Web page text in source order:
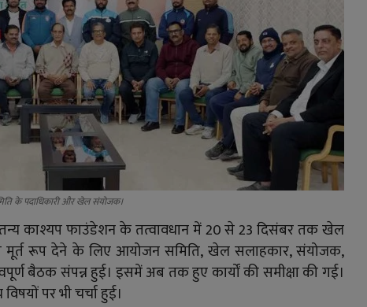
के पदाधिकारी और खेल संयोजक।
काश्यप फाउंडेशन के तत्वावधान में 20 से 23 दिसंबर तक खेल
मूर्त रूप देने के लिए आयोजन समिति, खेल सलाहकार, संयोजक,
बैठक संपन्न हुई। इसमें अब तक हुए कार्यों की समीक्षा की गई।
पर भी चर्चा हुई।